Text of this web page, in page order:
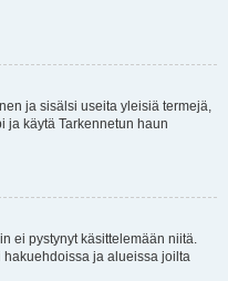
ja sisälsi useita yleisiä termejä,
ja käytä Tarkennetun haun
ei pystynyt käsittelemään niitä.
hakuehdoissa ja alueissa joilta